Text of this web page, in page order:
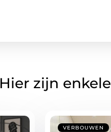
Hier zijn enkele
VERBOUWEN